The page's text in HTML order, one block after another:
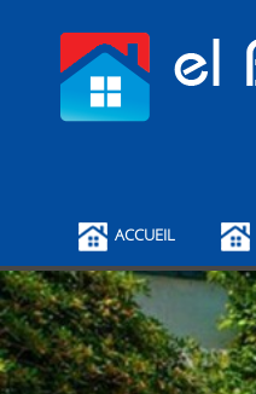
ACCUEIL